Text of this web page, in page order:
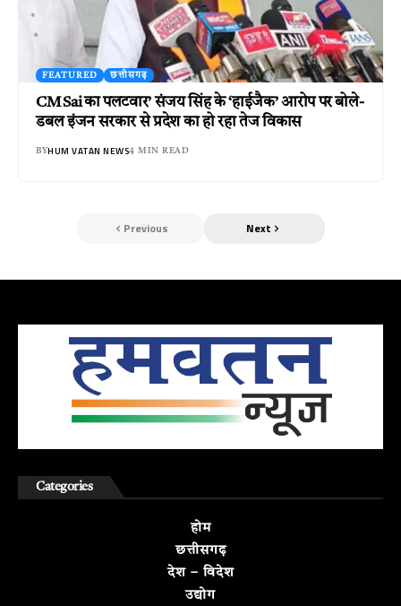
FEATURED छत्तीसगढ़
CM Sai का पलटवार’ संजय सिंह के ‘हाईजैक’ आरोप पर बोले-
डबल इंजन सरकार से प्रदेश का हो रहा तेज विकास
BYHUM VATAN NEWS4 MIN READ
Previous Next
Categories
होम
छत्तीसगढ़
देश – विदेश
उद्योग